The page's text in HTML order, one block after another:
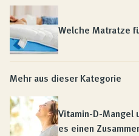
Welche Matratze
Mehr aus dieser Kategorie
Vitamin-D-Mangel
es einen